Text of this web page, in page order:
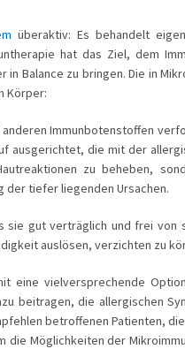
überaktiv: Es behandelt
hat das Ziel, dem
Balance zu bringen. Die in
Körper:
Immunbotenstoffen
ausgerichtet, die mit der
zu beheben,
der tiefer liegenden Ursachen.
gut verträglich und frei von
auslösen, verzichten zu
eine vielversprechende
beitragen, die allergischen
betroffenen Patienten,
die Möglichkeiten der